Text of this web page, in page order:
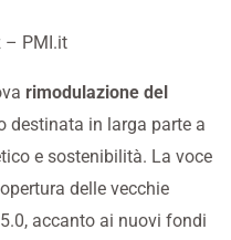
– PMI.it
rimodulazione del
destinata in larga parte a
e sostenibilità. La voce
delle vecchie
accanto ai nuovi fondi